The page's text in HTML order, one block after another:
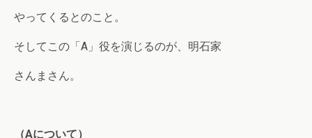
やってくるとのこと。
そしてこの「A」役を演じるのが、明石家
さんまさん。
（Aについて）